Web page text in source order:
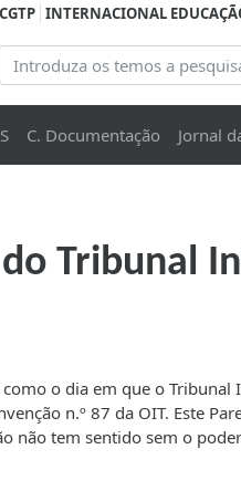
CGTP INTERNACIONAL
C. Documentação Jornal
do Tribunal
o dia em que o Tribunal
n.º 87 da OIT. Este
não tem sentido sem o